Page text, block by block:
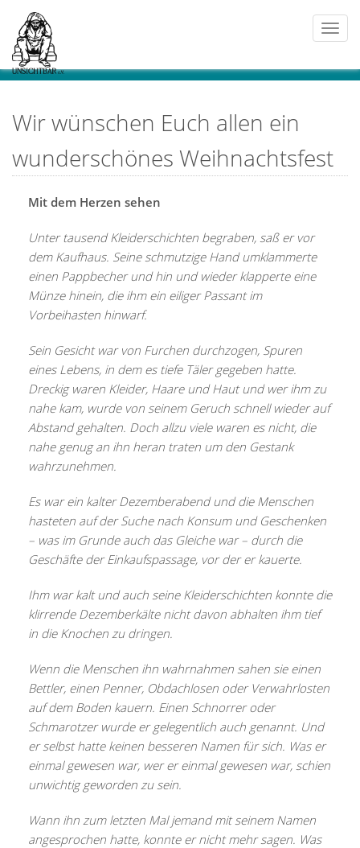
Wir wünschen Euch allen ein
wunderschönes Weihnachtsfest
Mit dem Herzen sehen
Unter tausend Kleiderschichten begraben, saß er vor
dem Kaufhaus. Seine schmutzige Hand umklammerte
einen Pappbecher und hin und wieder klapperte eine
Münze hinein, die ihm ein eiliger Passant im
Vorbeihasten hinwarf.
Sein Gesicht war von Furchen durchzogen, Spuren
eines Lebens, in dem es tiefe Täler gegeben hatte.
Dreckig waren Kleider, Haare und Haut und wer ihm zu
nahe kam, wurde von seinem Geruch schnell wieder auf
Abstand gehalten. Doch allzu viele waren es nicht, die
nahe genug an ihn heran traten um den Gestank
wahrzunehmen.
Es war ein kalter Dezemberabend und die Menschen
hasteten auf der Suche nach Konsum und Geschenken
– was im Grunde auch das Gleiche war – durch die
Geschäfte der Einkaufspassage, vor der er kauerte.
Ihm war kalt und auch seine Kleiderschichten konnte die
klirrende Dezemberkälte nicht davon abhalten ihm tief
in die Knochen zu dringen.
Wenn die Menschen ihn wahrnahmen sahen sie einen
Bettler, einen Penner, Obdachlosen oder Verwahrlosten
auf dem Boden kauern. Einen Schnorrer oder
Schmarotzer wurde er gelegentlich auch genannt. Und
er selbst hatte keinen besseren Namen für sich. Was er
einmal gewesen war, wer er einmal gewesen war, schien
unwichtig geworden zu sein.
Wann ihn zum letzten Mal jemand mit seinem Namen
angesprochen hatte, konnte er nicht mehr sagen. Was